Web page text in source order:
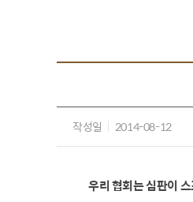
작성일 2014-08-12
우리 협회는 심판이